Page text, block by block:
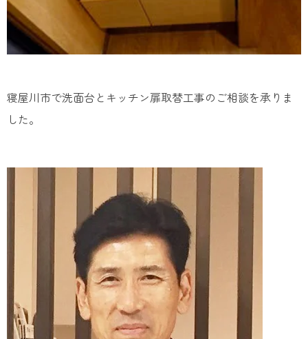
寝屋川市で洗面台とキッチン扉取替工事のご相談を承りま
した。